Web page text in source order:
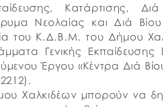
Κατάρτισης,
Νεολαίας και Διά
του Κ.Δ.Β.Μ. του Δήμου
Γενικής Εκπαίδευσης
Έργου «Κέντρα Διά
Χαλκιδέων μπορούν να